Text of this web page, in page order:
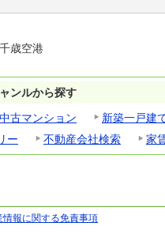
歳空港
ンルから探す
中古マンション 新築一戸建
ー
不動産会社検索 家
情報に関する免責事項